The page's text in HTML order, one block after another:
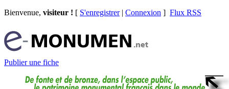
Bienvenue, visiteur ! [ S'enregistrer| Connexion ] Flux RSS
Publier une fiche